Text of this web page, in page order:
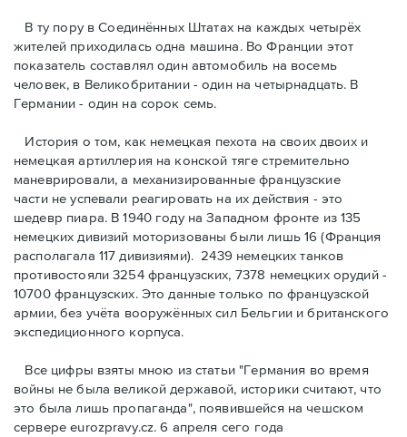
В ту пору в Соединённых Штатах на каждых четырёх
жителей приходилась одна машина. Во Франции этот
показатель составлял один автомобиль на восемь
человек, в Великобритании - один на четырнадцать. В
Германии - один на сорок семь.
История о том, как немецкая пехота на своих двоих и
немeцкая артиллерия на конской тяге стремительно
маневрировали, а механизированные французские
части не успевали реагировать на их действия - это
шедевр пиара. В 1940 году на Западном фронте из 135
немецких дивизий моторизованы были лишь 16 (Франция
располагала 117 дивизиями). 2439 немецких танков
противостояли 3254 французских, 7378 немецких орудий -
10700 французских. Это данные только по французской
армии, без учёта вооружённых сил Бельгии и британского
экспедиционного корпуса.
Bсе цифры взяты мною из статьи "Германия во время
войны не была великой державой, историки считают, что
это была лишь пропаганда", появившейся на чешском
сервере eurozpravy.cz. 6 апреля сего года